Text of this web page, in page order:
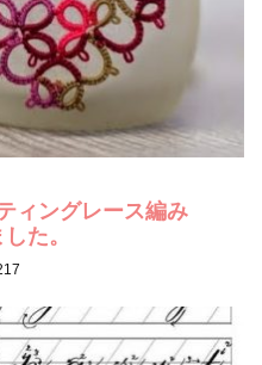
ィングレース編み
た。